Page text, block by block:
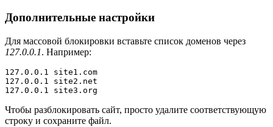
Дополнительные настройки
Для массовой блокировки вставьте список доменов через
127.0.0.1. Например:
127.0.0.1 site1.com
127.0.0.1 site2.net
127.0.0.1 site3.org
Чтобы разблокировать сайт, просто удалите соответствующую
строку и сохраните файл.